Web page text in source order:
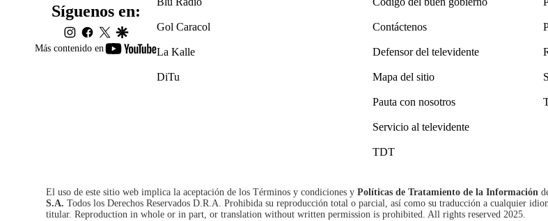
Más contenido en
youtube-
Síguenos en:
instagram
facebook
twittergoogleGol Caracol
La Kalle
DiTu
Contáctenos
Defensor del televidente
Mapa del sitio
Pauta con nosotros
Servicio al televidente
TDT
El uso de este sitio web implica la aceptación de los Términos y condiciones y Políticas de Tratamiento de la Información
S.A. Todos los Derechos Reservados D.R.A. Prohibida su reproducción total o parcial, así como su traducción a cualquier
titular. Reproduction in whole or in part, or translation without written permission is prohibited. All rights reserved 2025.